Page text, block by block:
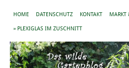
HOME DATENSCHUTZ KONTAKT MARKT
» PLEXIGLAS IM ZUSCHNITT